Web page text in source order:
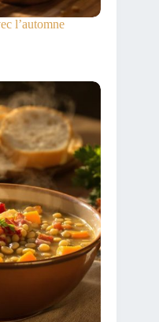
l’automne